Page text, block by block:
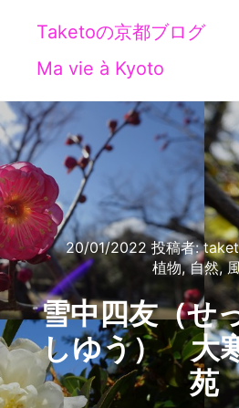
Taketoの京都ブログ
Ma vie à Kyoto
20/01/2022 投稿者:
植物,自然,
雪中四友（せ
しゆう） 大
苑